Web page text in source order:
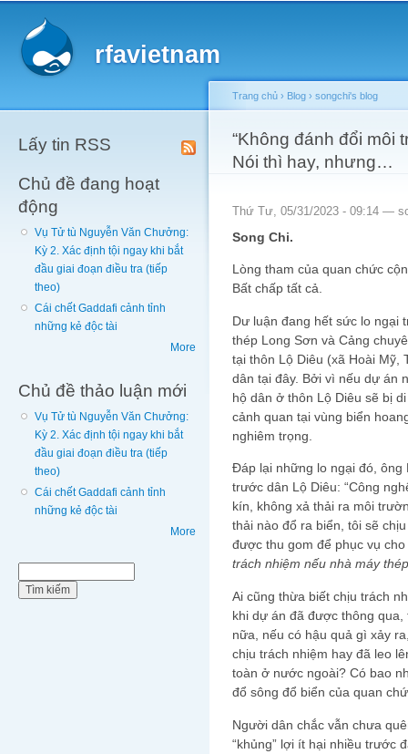
rfavietnam
Lấy tin RSS
Chủ đề đang hoạt
động
Vụ Tử tù Nguyễn Văn Chưởng:
Kỳ 2. Xác định tội ngay khi bắt
đầu giai đoạn điều tra (tiếp
theo)
Cái chết Gaddafi cảnh tỉnh
những kẻ độc tài
More
Chủ đề thảo luận mới
Vụ Tử tù Nguyễn Văn Chưởng:
Kỳ 2. Xác định tội ngay khi bắt
đầu giai đoạn điều tra (tiếp
theo)
Cái chết Gaddafi cảnh tỉnh
những kẻ độc tài
More
You are here
Trang chủ › Blog › songchi's blog
“Không đánh đổi môi
Nói thì hay, nhưng…
Thứ Tư, 05/31/2023 - 09:14 —
Song Chi.
Lòng tham của quan chức
Bất chấp tất cả.
Dư luận đang hết sức lo ngại
thép Long Sơn và Cảng
tại thôn Lộ Diêu (xã Hoài
dân tại đây. Bởi vì nếu dự án
hộ dân ở thôn Lộ Diêu sẽ bị
cảnh quan tại vùng biển
nghiêm trọng.
Đáp lại những lo ngại đó,
trước dân Lộ Diêu: “Công
kín, không xả thải ra môi
thải nào đổ ra biển, tôi sẽ
được thu gom để phục vụ
trách nhiệm nếu nhà máy
Ai cũng thừa biết chịu trách
khi dự án đã được thông
nữa, nếu có hậu quả gì xảy
chịu trách nhiệm hay đã leo
toàn ở nước ngoài? Có bao
đổ sông đổ biển của quan
Người dân chắc vẫn chưa
“khủng” lợi ít hại nhiều trước